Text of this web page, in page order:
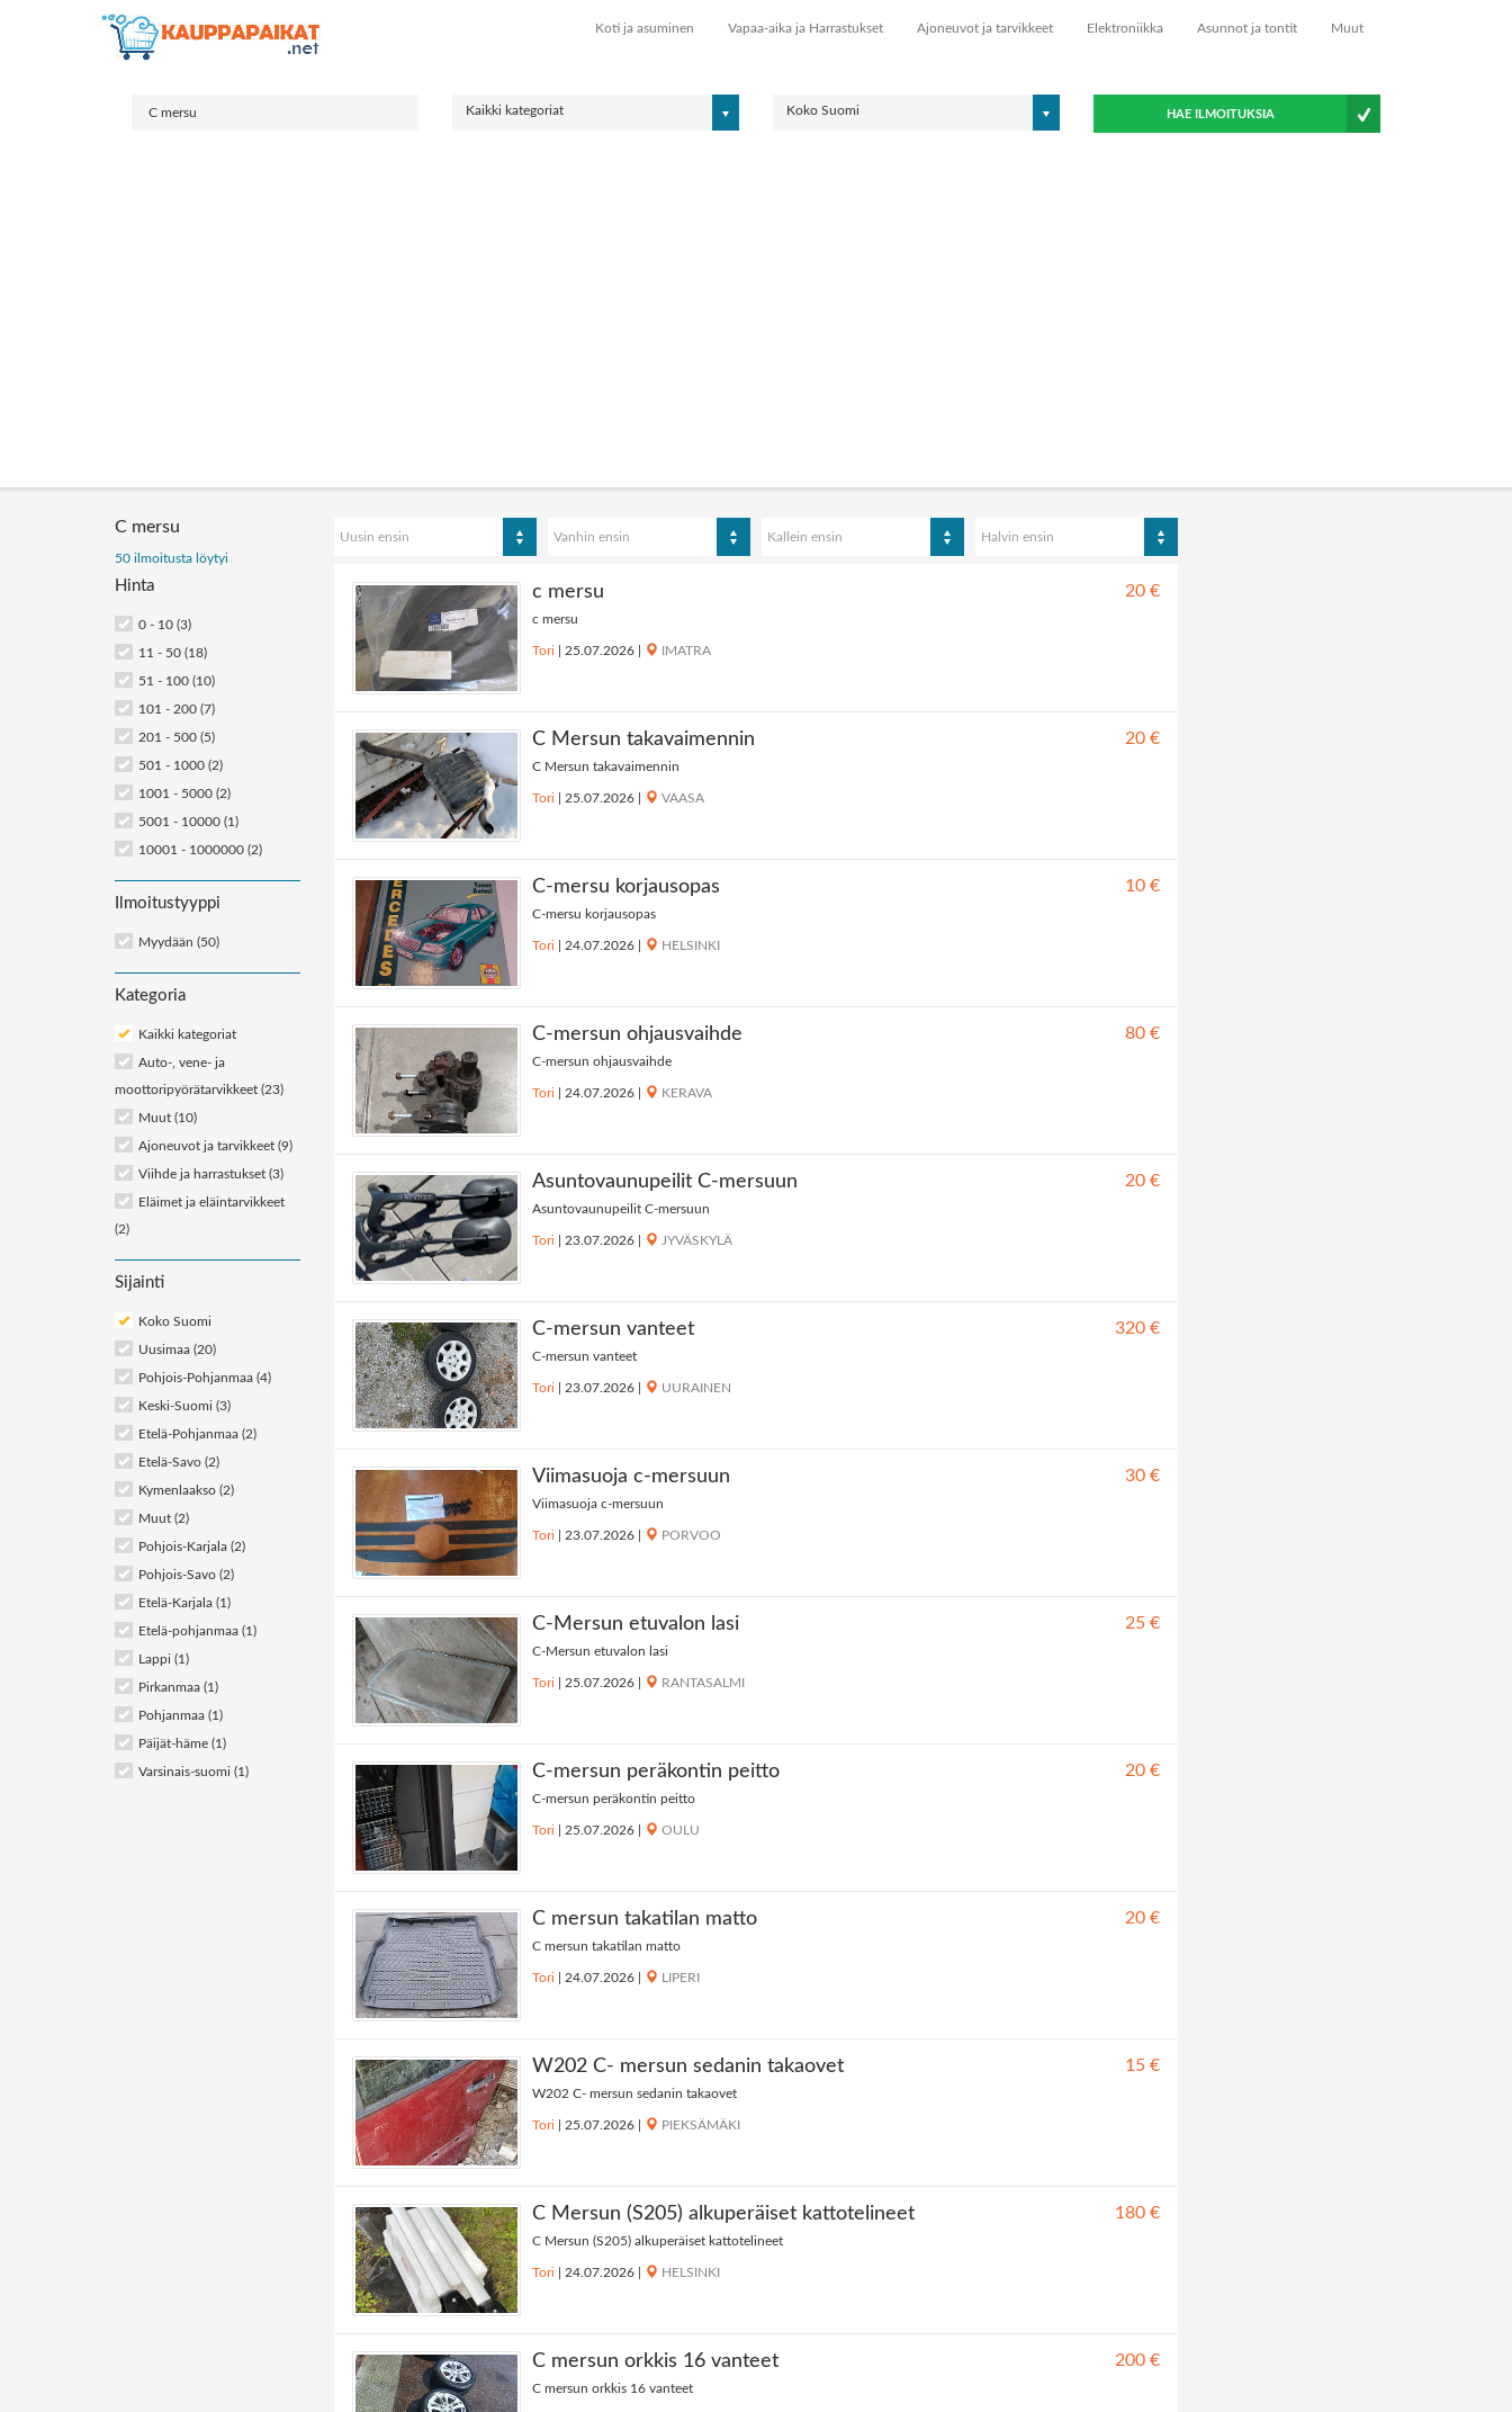
Koti ja asuminen Vapaa-aika ja Harrastukset Ajoneuvot ja tarvikkeet Elektroniikka Asunnot ja tontit Muut
Kaikki kategoriat Koko Suomi HAE ILMOITUKSIA
C mersu
50 ilmoitusta löytyi
Hinta
0 - 10 (3)
11 - 50 (18)
51 - 100 (10)
101 - 200 (7)
201 - 500 (5)
501 - 1000 (2)
1001 - 5000 (2)
5001 - 10000 (1)
10001 - 1000000 (2)
Ilmoitustyyppi
Myydään (50)
Kategoria
Kaikki kategoriat
Auto-, vene- ja
moottoripyörätarvikkeet (23)
Muut (10)
Ajoneuvot ja tarvikkeet (9)
Viihde ja harrastukset (3)
Eläimet ja eläintarvikkeet
(2)
Sijainti
Koko Suomi
Uusimaa (20)
Pohjois-Pohjanmaa (4)
Keski-Suomi (3)
Etelä-Pohjanmaa (2)
Etelä-Savo (2)
Kymenlaakso (2)
Muut (2)
Pohjois-Karjala (2)
Pohjois-Savo (2)
Etelä-Karjala (1)
Etelä-pohjanmaa (1)
Lappi (1)
Pirkanmaa (1)
Pohjanmaa (1)
Päijät-häme (1)
Varsinais-suomi (1)
Järjestä
ilmoitukset:
Uusin ensin Vanhin ensin Kallein ensin Halvin ensin
c mersu 20 €
c mersu
Tori 25.07.2026 IMATRA
C Mersun takavaimennin 20 €
C Mersun takavaimennin
Tori 25.07.2026 VAASA
C-mersu korjausopas 10 €
C-mersu korjausopas
Tori 24.07.2026 HELSINKI
C-mersun ohjausvaihde 80 €
C-mersun ohjausvaihde
Tori 24.07.2026 KERAVA
Asuntovaunupeilit C-mersuun 20 €
Asuntovaunupeilit C-mersuun
Tori 23.07.2026 JYVÄSKYLÄ
C-mersun vanteet 320 €
C-mersun vanteet
Tori 23.07.2026 UURAINEN
Viimasuoja c-mersuun 30 €
Viimasuoja c-mersuun
Tori 23.07.2026 PORVOO
C-Mersun etuvalon lasi 25 €
C-Mersun etuvalon lasi
Tori 25.07.2026 RANTASALMI
C-mersun peräkontin peitto 20 €
C-mersun peräkontin peitto
Tori 25.07.2026 OULU
C mersun takatilan matto 20 €
C mersun takatilan matto
Tori 24.07.2026 LIPERI
W202 C- mersun sedanin takaovet 15 €
W202 C- mersun sedanin takaovet
Tori 25.07.2026 PIEKSÄMÄKI
C Mersun (S205) alkuperäiset kattotelineet 180 €
C Mersun (S205) alkuperäiset kattotelineet
Tori 24.07.2026 HELSINKI
C mersun orkkis 16 vanteet 200 €
C mersun orkkis 16 vanteet